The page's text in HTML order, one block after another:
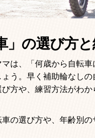
」の選び方
は、「何歳から自転
う。早く補助輪なし
方や、練習方法がわ
の選び方や、年齢別